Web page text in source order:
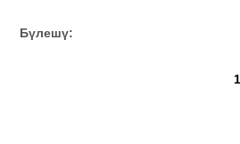
Бүлешү: